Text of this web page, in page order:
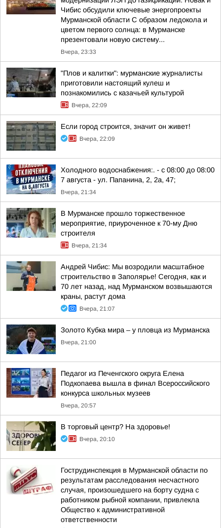
Чибис обсудили ключевые энергопроекты
Мурманской области С образом ледокола и
цветом первого солнца: в Мурманске
презентовали новую систему...
Вчера, 23:33
"Плов и калитки": мурманские журналисты
приготовили настоящий кулеш и
познакомились с казачьей культурой
Вчера, 22:09
Если город строится, значит он живет!
Вчера, 22:09
Холодного водоснабжения:. - с 08:00 до 08:00
7 августа - ул. Папанина, 2, 2а, 47;
Вчера, 21:34
В Мурманске прошло торжественное
мероприятие, приуроченное к 70-му Дню
строителя
Вчера, 21:34
Андрей Чибис: Мы возродили масштабное
строительство в Заполярье! Сегодня, как и
70 лет назад, над Мурманском возвышаются
краны, растут дома
Вчера, 21:07
Золото Кубка мира – у пловца из Мурманска
Вчера, 21:00
Педагог из Печенгского округа Елена
Подкопаева вышла в финал Всероссийского
конкурса школьных музеев
Вчера, 20:57
В торговый центр? На здоровье!
Вчера, 20:10
Гострудинспекция в Мурманской области по
результатам расследования несчастного
случая, произошедшего на борту судна с
работником рыбной компании, привлекла
Общество к административной
ответственности